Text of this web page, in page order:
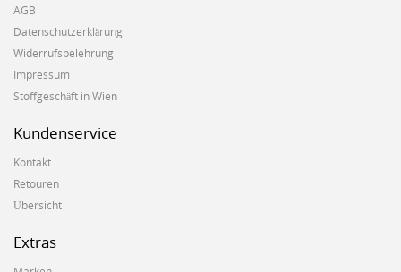
AGB
Datenschutzerklärung
Widerrufsbelehrung
Impressum
Stoffgeschäft in Wien
Kundenservice
Kontakt
Retouren
Übersicht
Extras